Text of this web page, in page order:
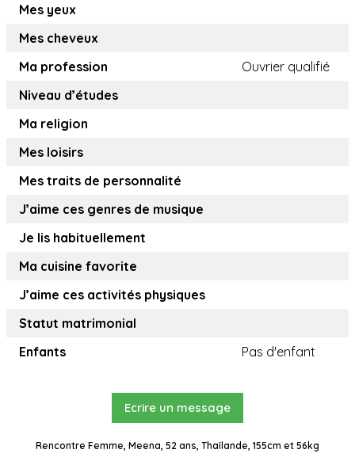
Mes yeux
Mes cheveux
Ma profession
Ouvrier qualifié
Niveau d’études
Ma religion
Mes loisirs
Mes traits de personnalité
J’aime ces genres de musique
Je lis habituellement
Ma cuisine favorite
J’aime ces activités physiques
Statut matrimonial
Enfants
Pas d'enfant
Ecrire un message
Rencontre Femme, Meena, 52 ans, Thaïlande, 155cm et 56kg